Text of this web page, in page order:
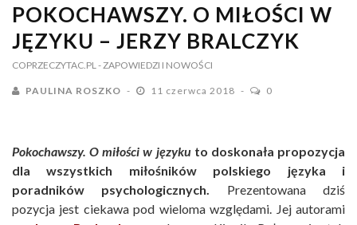
POKOCHAWSZY. O MIŁOŚCI W
JĘZYKU – JERZY BRALCZYK
COPRZECZYTAC.PL - ZAPOWIEDZI I NOWOŚCI
PAULINA ROSZKO 11 czerwca 2018 0
Pokochawszy. O miłości w językuto doskonała propozycja
dla wszystkich miłośników polskiego języka i
poradników psychologicznych. Prezentowana dziś
pozycja jest ciekawa pod wieloma względami. Jej autorami